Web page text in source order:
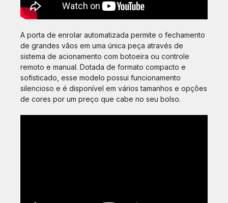
A porta de enrolar automatizada permite o fechamento
de grandes vãos em uma única peça através de
sistema de acionamento com botoeira ou controle
remoto e manual. Dotada de formato compacto e
sofisticado, esse modelo possui funcionamento
silencioso e é disponível em vários tamanhos e opções
de cores por um preço que cabe no seu bolso.